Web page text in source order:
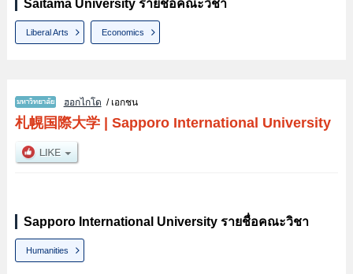
Saitama University รายชื่อคณะวิชา
Liberal Arts Economics
ฮอกไกโด / เอกชน
札幌国際大学| Sapporo International University
Sapporo International University รายชื่อคณะวิชา
Humanities